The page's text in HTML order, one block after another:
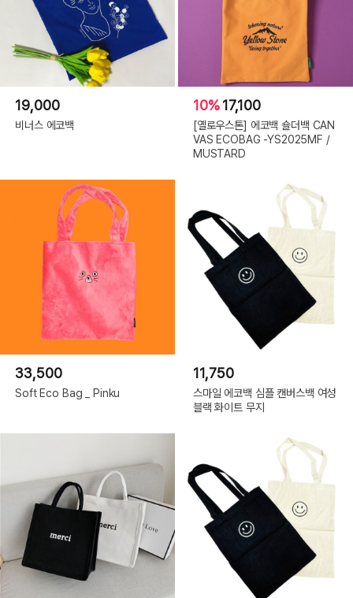
19,000
비너스 에코백
10%17,100
[옐로우스톤] 에코백 숄더백 CAN
VAS ECOBAG -YS2025MF /
MUSTARD
33,500
Soft Eco Bag _ Pinku
11,750
스마일 에코백 심플 캔버스백 여성
블랙 화이트 무지